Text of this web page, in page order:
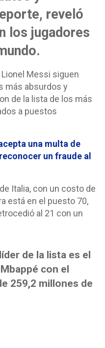
reveló
los jugadores
Messi siguen
más absurdos y
de la lista de los más
a puestos
una multa de
un fraude al
Italia, con un costo de
está en el puesto 70,
al 21 con un
de la lista es el
con el
259,2 millones de